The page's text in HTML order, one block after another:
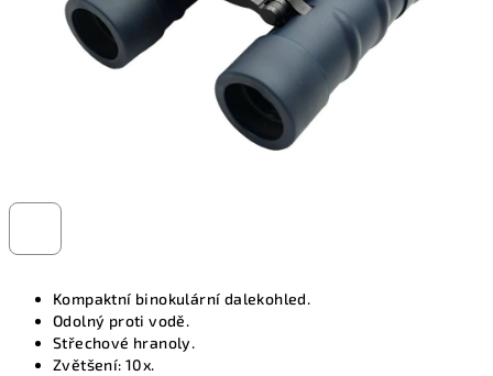
Kompaktní binokulární dalekohled.
Odolný proti vodě.
Střechové hranoly.
Zvětšení: 10x.